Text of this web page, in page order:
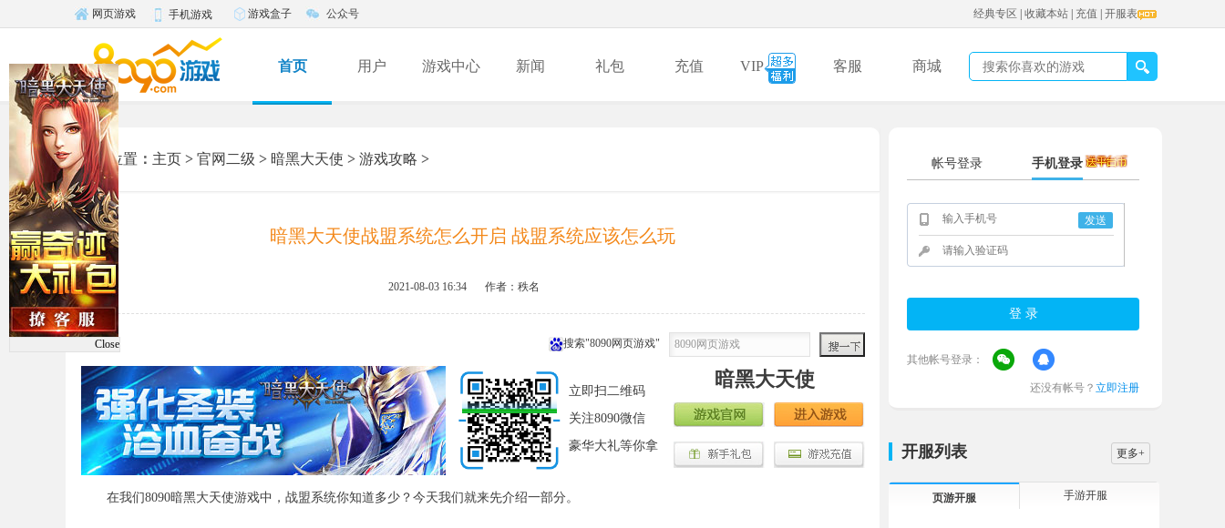
网页游戏 手机游戏 游戏盒子 公众号 经典专区 收藏本站 充值 开服表
首页 用户 游戏中心 新闻 礼包 充值 VIP 客服 商城
您的位置 ： 主页 > 官网二级 > 暗黑大天使 > 游戏攻略 >
暗黑大天使战盟系统怎么开启 战盟系统应该怎么玩
2021-08-03 16:34 作者：秩名
搜索"8090网页游戏"
立即扫二维码
关注8090微信
豪华大礼等你拿
暗黑大天使
在我们8090暗黑大天使游戏中，战盟系统你知道多少？今天我们就来先介绍一部分。
帐号登录 手机登录
发送
其他帐号登录：
还没有帐号？ 立即注册
开服列表 更多+
页游开服 手游开服
Close